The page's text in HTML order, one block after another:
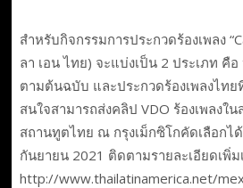
สำหรับกิจกรรมการประกวดร้องเพลง
ลา เอน ไทย) จะแบ่งเป็น 2 ประเภท คือ
ตามต้นฉบับ และประกวดร้องเพลงไท
สนใจสามารถส่งคลิป VDO ร้องเพลงใ
สถานทูตไทย ณ กรุงเม็กซิโกคัดเลือกไ
กันยายน 2021 ติดตามรายละเอียดเพิ่ม
http://www.thailatinamerica.net/